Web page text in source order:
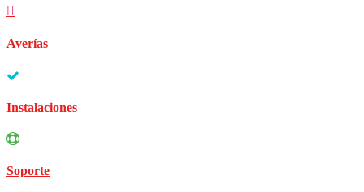
Averías
Instalaciones
Soporte